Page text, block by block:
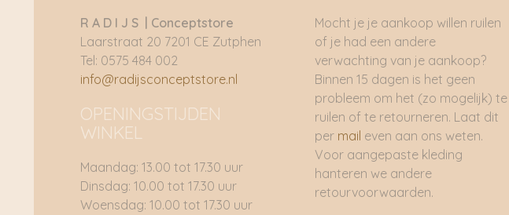
R A D I J S | Conceptstore
Laarstraat 20 7201 CE Zutphen
Tel: 0575 484 002
info@radijsconceptstore.nl
OPENINGSTIJDEN
WINKEL
Maandag: 13.00 tot 17.30 uur
Dinsdag: 10.00 tot 17.30 uur
Woensdag: 10.00 tot 17.30 uur
Mocht je je aankoop willen ruilen
of je had een andere
verwachting van je aankoop?
Binnen 15 dagen is het geen
probleem om het (zo mogelijk) te
ruilen of te retourneren. Laat dit
permail even aan ons weten.
Voor aangepaste kleding
hanteren we andere
retourvoorwaarden.